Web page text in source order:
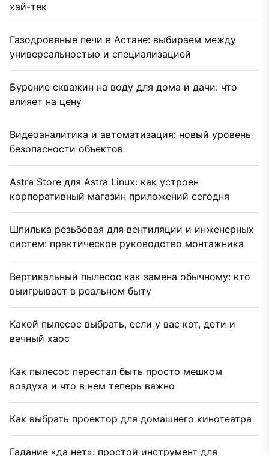
хай-тек
Газодровяные печи в Астане: выбираем между
универсальностью и специализацией
Бурение скважин на воду для дома и дачи: что
влияет на цену
Видеоаналитика и автоматизация: новый уровень
безопасности объектов
Astra Store для Astra Linux: как устроен
корпоративный магазин приложений сегодня
Шпилька резьбовая для вентиляции и инженерных
систем: практическое руководство монтажника
Вертикальный пылесос как замена обычному: кто
выигрывает в реальном быту
Какой пылесос выбрать, если у вас кот, дети и
вечный хаос
Как пылесос перестал быть просто мешком
воздуха и что в нем теперь важно
Как выбрать проектор для домашнего кинотеатра
Гадание «да нет»: простой инструмент для